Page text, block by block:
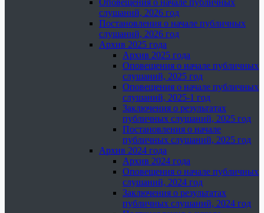
Оповещения о начале публичных
слушаний, 2026 год
Постановления о начале публичных
слушаний, 2026 год
Архив 2025 года
Архив 2025 года
Оповещения о начале публичных
слушаний, 2025 год
Оповещения о начале публичных
слушаний, 2025-1 год
Заключения о результатах
публичных слушаний, 2025 год
Постановления о начале
публичных слушаний, 2025 год
Архив 2024 года
Архив 2024 года
Оповещения о начале публичных
слушаний, 2024 год
Заключения о результатах
публичных слушаний, 2024 год